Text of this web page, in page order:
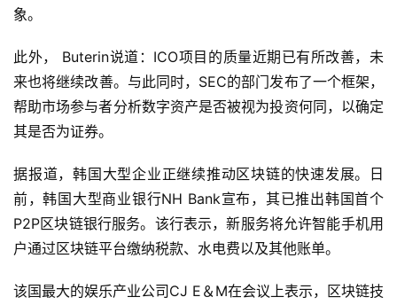
象。
此外， Buterin说道：ICO项目的质量近期已有所改善，未
来也将继续改善。与此同时，SEC的部门发布了一个框架，
帮助市场参与者分析数字资产是否被视为投资何同，以确定
其是否为证券。
据报道，韩国大型企业正继续推动区块链的快速发展。日
前，韩国大型商业银行NH Bank宣布，其已推出韩国首个
P2P区块链银行服务。该行表示，新服务将允许智能手机用
户通过区块链平台缴纳税款、水电费以及其他账单。
该国最大的娱乐产业公司CJ E＆M在会议上表示，区块链技